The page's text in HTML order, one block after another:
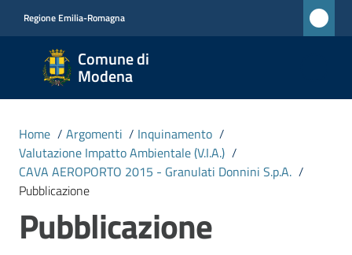
Regione Emilia-Romagna
Comune di
Modena
Comune
di
Modena
CIVICA
MONET
Amministrazione
Home / Argomenti / Inquinamento /
Valutazione Impatto Ambientale (V.I.A.) /
CAVA AEROPORTO 2015 - Granulati Donnini S.p.A. /
Pubblicazione
Pubblicazione